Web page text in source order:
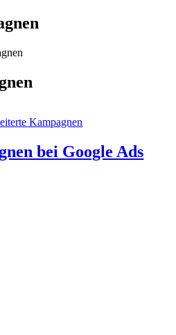
bei Google Ads